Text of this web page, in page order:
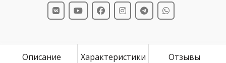
Описание Характеристики Отзывы